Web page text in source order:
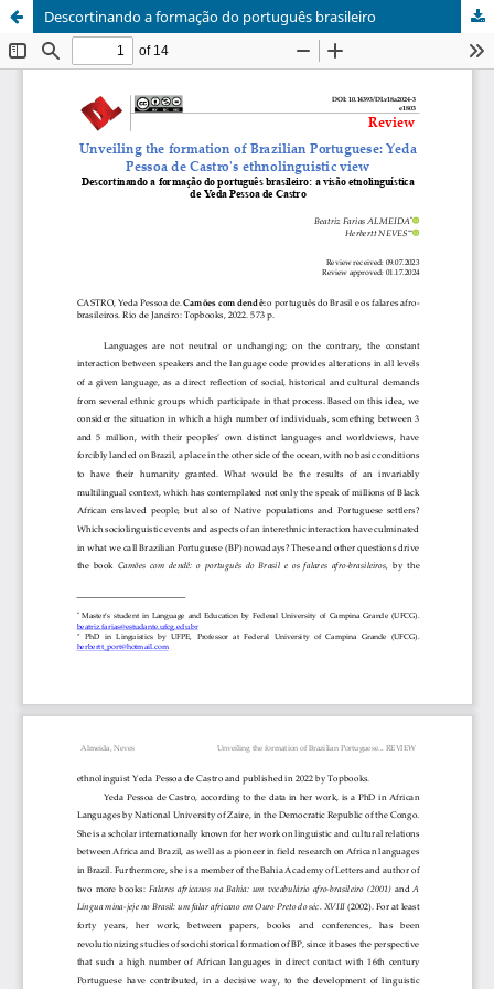
Descortinando a formação do português brasileiro